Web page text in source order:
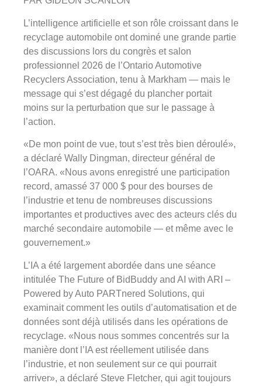
L’intelligence artificielle et son rôle croissant dans le
recyclage automobile ont dominé une grande partie
des discussions lors du congrès et salon
professionnel 2026 de l’Ontario Automotive
Recyclers Association, tenu à Markham — mais le
message qui s’est dégagé du plancher portait
moins sur la perturbation que sur le passage à
l’action.
«De mon point de vue, tout s’est très bien déroulé»,
a déclaré Wally Dingman, directeur général de
l’OARA. «Nous avons enregistré une participation
record, amassé 37 000 $ pour des bourses de
l’industrie et tenu de nombreuses discussions
importantes et productives avec des acteurs clés du
marché secondaire automobile — et même avec le
gouvernement.»
L’IA a été largement abordée dans une séance
intitulée The Future of BidBuddy and AI with ARI –
Powered by Auto PARTnered Solutions, qui
examinait comment les outils d’automatisation et de
données sont déjà utilisés dans les opérations de
recyclage. «Nous nous sommes concentrés sur la
manière dont l’IA est réellement utilisée dans
l’industrie, et non seulement sur ce qui pourrait
arriver», a déclaré Steve Fletcher, qui agit toujours